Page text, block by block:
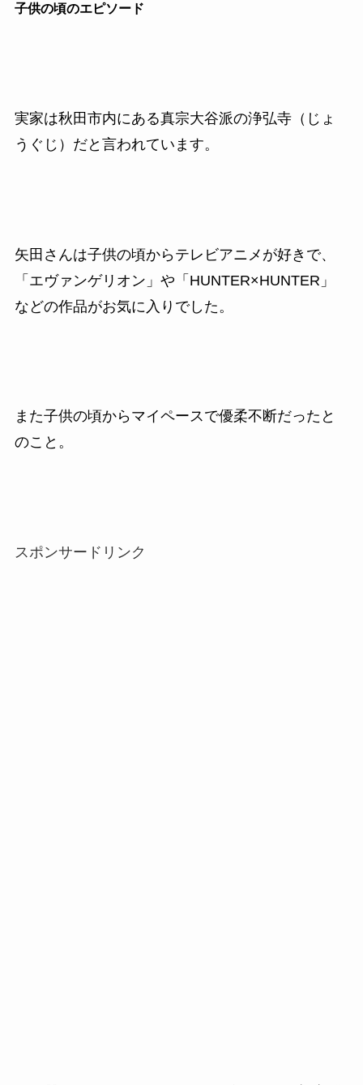
子供の頃のエピソード
実家は秋田市内にある真宗大谷派の浄弘寺（じょ
うぐじ）だと言われています。
矢田さんは子供の頃からテレビアニメが好きで、
「エヴァンゲリオン」や「HUNTER×HUNTER」
などの作品がお気に入りでした。
また子供の頃からマイペースで優柔不断だったと
のこと。
スポンサードリンク